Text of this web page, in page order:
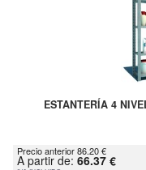
ESTANTERÍA 4
Precio anterior 86.20 €
A partir de: 66.37 €